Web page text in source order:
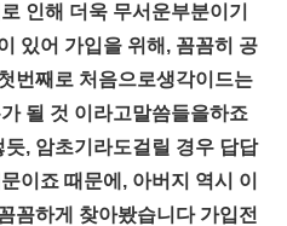
인해 더욱 무서운부분이기
있어 가입을 위해, 꼼꼼히 공
번째로 처음으로생각이드는
될 것 이라고말씀들을하죠
, 암초기라도걸릴 경우 답답
이죠 때문에, 아버지 역시 이
꼼하게 찾아봤습니다 가입전